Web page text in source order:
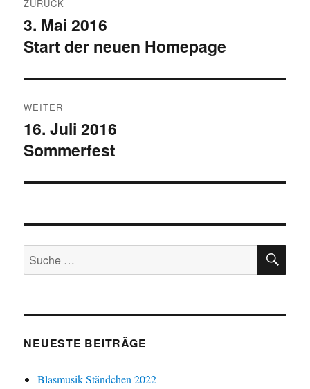
ZURÜCK
Vorheriger
Beitrag:
3. Mai 2016
Start der neuen Homepage
WEITER
Nächster
Beitrag:
16. Juli 2016
Sommerfest
Suche
nach:
NEUESTE BEITRÄGE
Blasmusik-Ständchen 2022